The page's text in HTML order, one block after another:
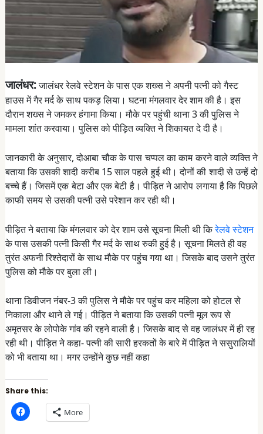
जालंधर:जालंधर रेलवे स्टेशन के पास एक शख्स ने अपनी पत्नी को गैस्ट
हाउस में गैर मर्द के साथ पकड़ लिया। घटना मंगलवार देर शाम की है। इस
दौरान शख्स ने जमकर हंगामा किया। मौके पर पहुंची थाना 3 की पुलिस ने
मामला शांत करवाया। पुलिस को पीड़ित व्यक्ति ने शिकायत दे दी है।
जानकारी के अनुसार, दोआबा चौक के पास चप्पल का काम करने वाले व्यक्ति ने
बताया कि उसकी शादी करीब 15 साल पहले हुई थी। दोनों की शादी से उन्हें दो
बच्चे हैं। जिसमें एक बेटा और एक बेटी है। पीड़ित ने आरोप लगाया है कि पिछले
काफी समय से उसकी पत्नी उसे परेशान कर रही थी।
पीड़ित ने बताया कि मंगलवार को देर शाम उसे सूचना मिली थी किरेलवे स्टेशन
के पास उसकी पत्नी किसी गैर मर्द के साथ रुकी हुई है। सूचना मिलते ही वह
तुरंत अफनी रिश्तेदारों के साथ मौके पर पहुंच गया था। जिसके बाद उसने तुरंत
पुलिस को मौके पर बुला ली।
थाना डिवीजन नंबर-3 की पुलिस ने मौके पर पहुंच कर महिला को होटल से
निकाला और थाने ले गई। पीड़ित ने बताया कि उसकी पत्नी मूल रूप से
अमृतसर के लोपोके गांव की रहने वाली है। जिसके बाद से वह जालंधर में ही रह
रही थी। पीड़ित ने कहा- पत्नी की सारी हरकतों के बारे में पीड़ित ने ससुरालियों
को भी बताया था। मगर उन्होंने कुछ नहीं कहा
Share this:
C
l More